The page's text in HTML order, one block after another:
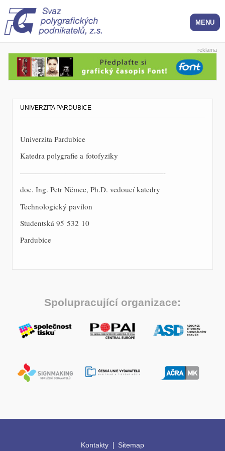
reklama
UNIVERZITA PARDUBICE
Univerzita Pardubice
Katedra polygrafie a fotofyziky
———————————————————-
doc. Ing. Petr Němec, Ph.D. vedoucí katedry
Technologický pavilon
Studentská 95 532 10
Pardubice
Spolupracující organizace:
Kontakty | Sitemap